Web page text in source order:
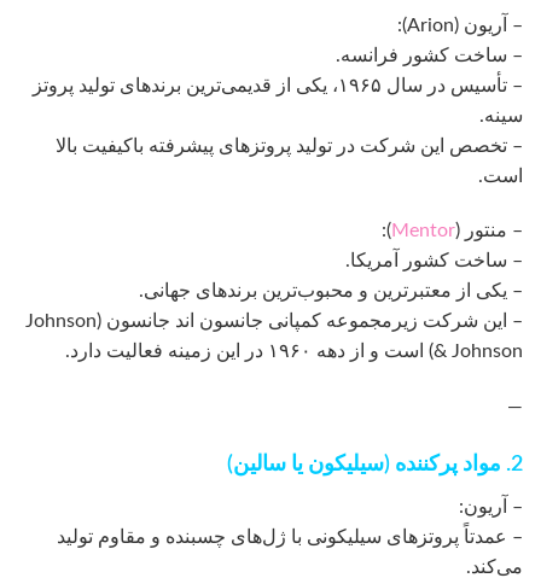
– آریون (Arion):
– ساخت کشور فرانسه.
– تأسیس در سال ۱۹۶۵، یکی از قدیمی‌ترین برندهای تولید پروتز
سینه.
– تخصص این شرکت در تولید پروتزهای پیشرفته باکیفیت بالا
است.
– منتور (Mentor
):
– ساخت کشور آمریکا.
– یکی از معتبرترین و محبوب‌ترین برندهای جهانی.
– این شرکت زیرمجموعه کمپانی جانسون اند جانسون (Johnson
& Johnson) است و از دهه ۱۹۶۰ در این زمینه فعالیت دارد.
—
2. مواد پرکننده (سیلیکون یا سالین)
– آریون:
– عمدتاً پروتزهای سیلیکونی با ژل‌های چسبنده و مقاوم تولید
می‌کند.